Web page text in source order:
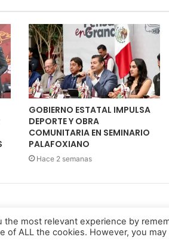
GOBIERNO ESTATAL IMPULSA
DEPORTE Y OBRA
COMUNITARIA EN SEMINARIO
PALAFOXIANO
Hace 2 semanas
most relevant experience by
of ALL the cookies. However, you